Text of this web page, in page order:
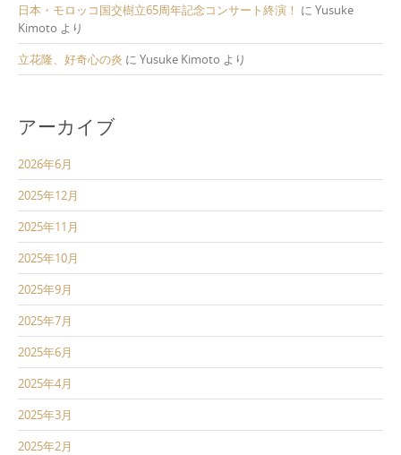
日本・モロッコ国交樹立65周年記念コンサート終演！ に Yusuke
Kimoto より
立花隆、好奇心の炎 に Yusuke Kimoto より
アーカイブ
2026年6月
2025年12月
2025年11月
2025年10月
2025年9月
2025年7月
2025年6月
2025年4月
2025年3月
2025年2月